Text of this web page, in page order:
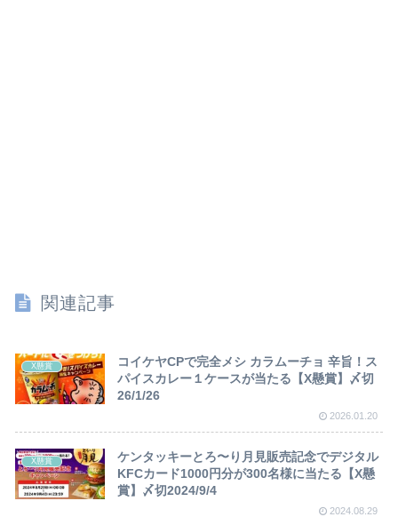
関連記事
X懸賞
コイケヤCPで完全メシ カラムーチョ 辛旨！ス
パイスカレー１ケースが当たる【X懸賞】〆切
26/1/26
2026.01.20
X懸賞
ケンタッキーとろ〜り月見販売記念でデジタル
KFCカード1000円分が300名様に当たる【X懸
賞】〆切2024/9/4
2024.08.29